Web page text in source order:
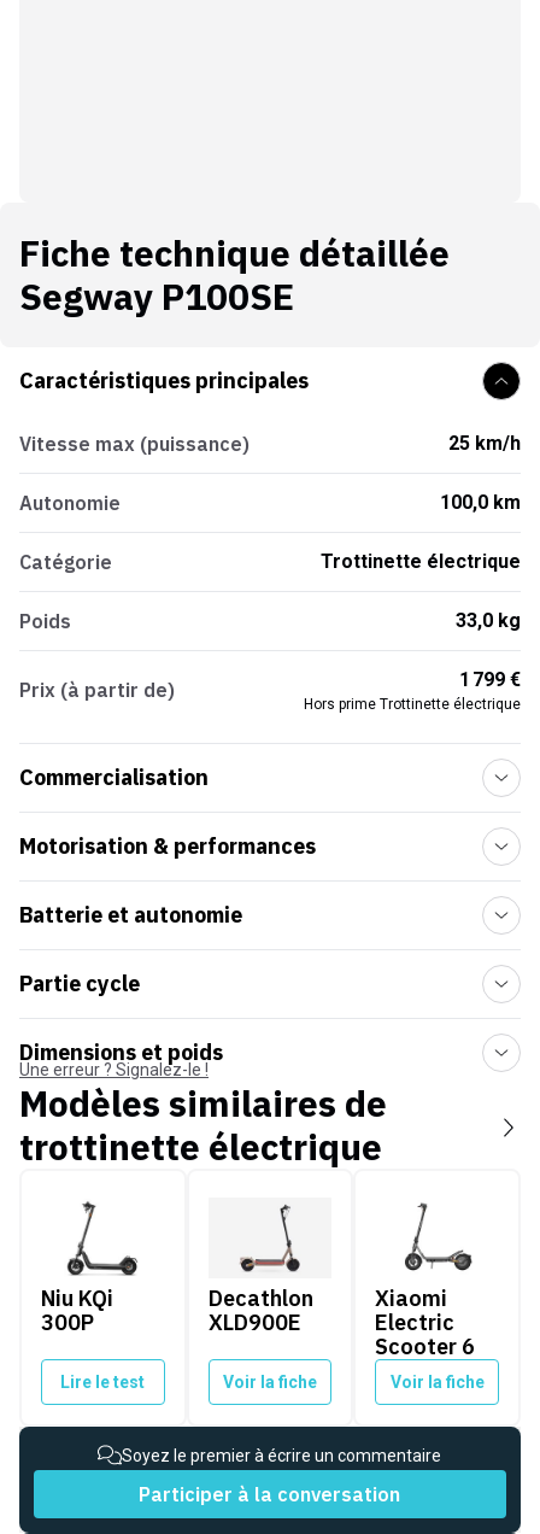
Fiche technique détaillée
Segway P100SE
Caractéristiques principales
Vitesse max (puissance) 25 km/h
Autonomie 100,0 km
Catégorie Trottinette électrique
Poids 33,0 kg
Prix (à partir de) 1 799 €
Hors prime Trottinette électrique
Commercialisation
Motorisation & performances
Batterie et autonomie
Partie cycle
Dimensions et poids
Une erreur ? Signalez-le !
Modèles similaires de
trottinette électrique
Niu KQi 300P
Niu KQi
300P
Lire le test
Decathlon XLD900E
Decathlon
XLD900E
Voir la fiche
Xiaomi Electric
Xiaomi
Electric
Scooter 6
Voir la fiche
Soyez le premier à écrire un commentaire
Participer à la conversation